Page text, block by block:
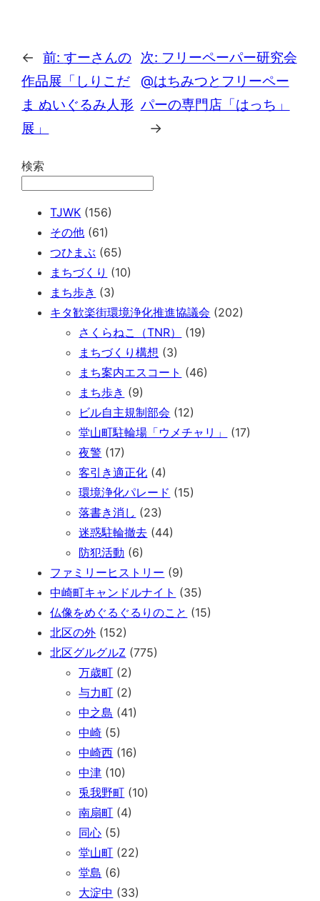
← 前:すーさんの
作品展「しりこだ
ま ぬいぐるみ人形
展」
次: フリーペーパー研究会
@はちみつとフリーペー
パーの専門店「はっち」
→
検索
TJWK (156)
その他 (61)
つひまぶ (65)
まちづくり (10)
まち歩き (3)
キタ歓楽街環境浄化推進協議会 (202)
さくらねこ（TNR）
(19)
まちづくり構想 (3)
まち案内エスコート (46)
まち歩き (9)
ビル自主規制部会 (12)
堂山町駐輪場「ウメチャリ」
(17)
夜警 (17)
客引き適正化 (4)
環境浄化パレード (15)
落書き消し (23)
迷惑駐輪撤去 (44)
防犯活動 (6)
ファミリーヒストリー (9)
中崎町キャンドルナイト (35)
仏像をめぐるぐるりのこと (15)
北区の外 (152)
北区グルグルZ (775)
万歳町 (2)
与力町 (2)
中之島 (41)
中崎 (5)
中崎西 (16)
中津 (10)
兎我野町 (10)
南扇町 (4)
同心 (5)
堂山町 (22)
堂島 (6)
大淀中 (33)